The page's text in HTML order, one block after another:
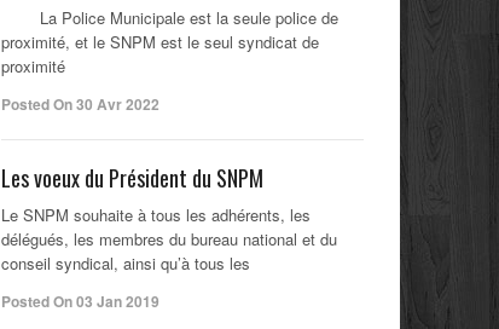
La Police Municipale est la seule police de
proximité, et le SNPM est le seul syndicat de
proximité
Posted On 30 Avr 2022
Les voeux du Président du SNPM
Le SNPM souhaite à tous les adhérents, les
délégués, les membres du bureau national et du
conseil syndical, ainsi qu’à tous les
Posted On 03 Jan 2019